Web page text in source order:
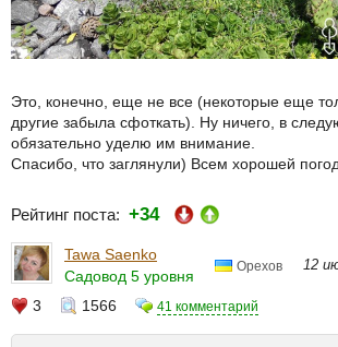
Это, конечно, еще не все (некоторые еще
другие забыла сфоткать). Ну ничего, в
обязательно уделю им внимание.
Спасибо, что заглянули) Всем хорошей
Рейтинг поста: +34
Tawa Saenko
Садовод 5 уровня
Орехов 12
3 1566 41 комментарий